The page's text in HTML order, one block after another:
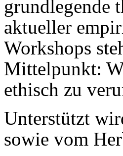
grundlegende
aktueller
Workshops
Mittelpunkt:
ethisch zu
Unterstützt
sowie vom